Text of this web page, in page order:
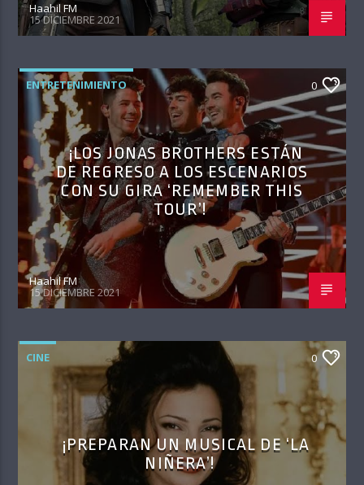
Haahil FM
15 DICIEMBRE 2021
ENTRETENIMIENTO 0
¡LOS JONAS BROTHERS ESTÁN
DE REGRESO A LOS ESCENARIOS
CON SU GIRA ‘REMEMBER THIS
TOUR’!
Haahil FM
15 DICIEMBRE 2021
CINE 0
¡PREPARAN UN MUSICAL DE ‘LA
NIÑERA’!